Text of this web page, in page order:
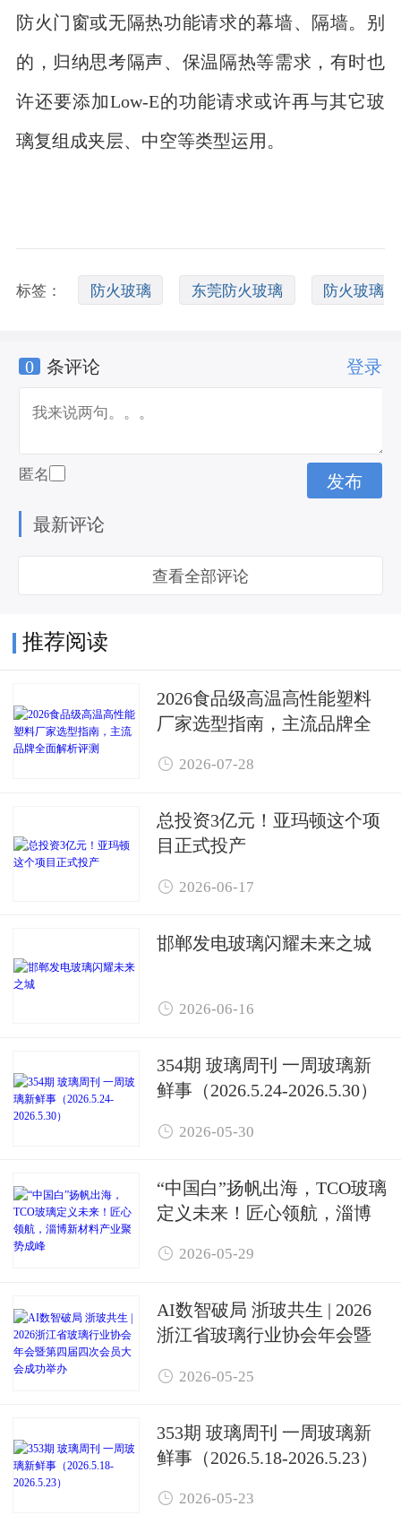
防火门窗或无隔热功能请求的幕墙、隔墙。别
的，归纳思考隔声、保温隔热等需求，有时也
许还要添加Low-E的功能请求或许再与其它玻
璃复组成夹层、中空等类型运用。
标签： 防火玻璃 东莞防火玻璃 防火玻璃
面积
0 条评论 登录
匿名
最新评论
查看全部评论
推荐阅读
2026食品级高温高性能塑料
厂家选型指南，主流品牌全
 2026-07-28
总投资3亿元！亚玛顿这个项
目正式投产
 2026-06-17
邯郸发电玻璃闪耀未来之城
 2026-06-16
354期 玻璃周刊 一周玻璃新
鲜事（2026.5.24-2026.5.30）
 2026-05-30
“中国白”扬帆出海，TCO玻璃
定义未来！匠心领航，淄博
 2026-05-29
AI数智破局 浙玻共生 | 2026
浙江省玻璃行业协会年会暨
办
 2026-05-25
353期 玻璃周刊 一周玻璃新
鲜事（2026.5.18-2026.5.23）
 2026-05-23